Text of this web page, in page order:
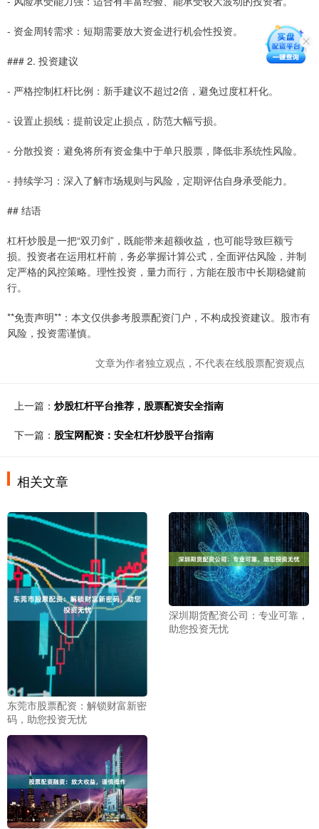
- 资金周转需求：短期需要放大资金进行机会性投资。
### 2. 投资建议
- 严格控制杠杆比例：新手建议不超过2倍，避免过度杠杆化。
- 设置止损线：提前设定止损点，防范大幅亏损。
- 分散投资：避免将所有资金集中于单只股票，降低非系统性风险。
- 持续学习：深入了解市场规则与风险，定期评估自身承受能力。
## 结语
杠杆炒股是一把“双刃剑”，既能带来超额收益，也可能导致巨额亏
损。投资者在运用杠杆前，务必掌握计算公式，全面评估风险，并制
定严格的风控策略。理性投资，量力而行，方能在股市中长期稳健前
行。
**免责声明**：本文仅供参考股票配资门户，不构成投资建议。股市有
风险，投资需谨慎。
文章为作者独立观点，不代表在线股票配资观点
上一篇： 炒股杠杆平台推荐，股票配资安全指南
下一篇： 股宝网配资：安全杠杆炒股平台指南
相关文章
东莞市股票配资：解锁财富新密
码，助您投资无忧
深圳期货配资公司：专业可靠，
助您投资无忧